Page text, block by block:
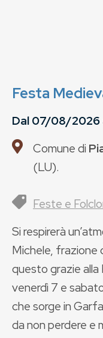
Festa
Dal07/08/2026
Comune di
(LU).
Feste e
Si respirerà
Michele, frazione
questo grazie alla
venerdì 7 e
che sorge in
da non perdere e